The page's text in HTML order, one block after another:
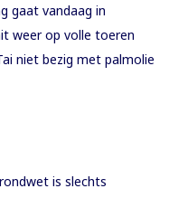
gaat vandaag in
weer op volle toeren
niet bezig met palmolie
is slechts